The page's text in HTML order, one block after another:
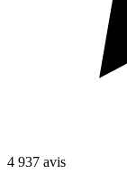
4 937 avis